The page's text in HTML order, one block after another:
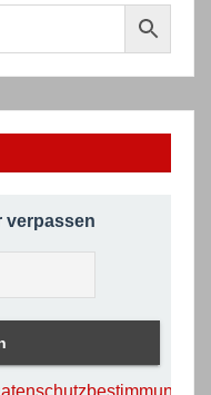
verpassen